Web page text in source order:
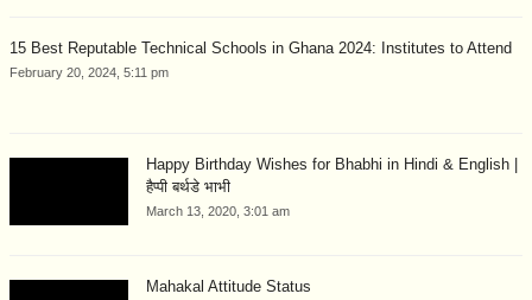
15 Best Reputable Technical Schools in Ghana 2024: Institutes to Attend
February 20, 2024, 5:11 pm
Happy Birthday Wishes for Bhabhi in Hindi & English |
हैप्पी बर्थडे भाभी
March 13, 2020, 3:01 am
Mahakal Attitude Status